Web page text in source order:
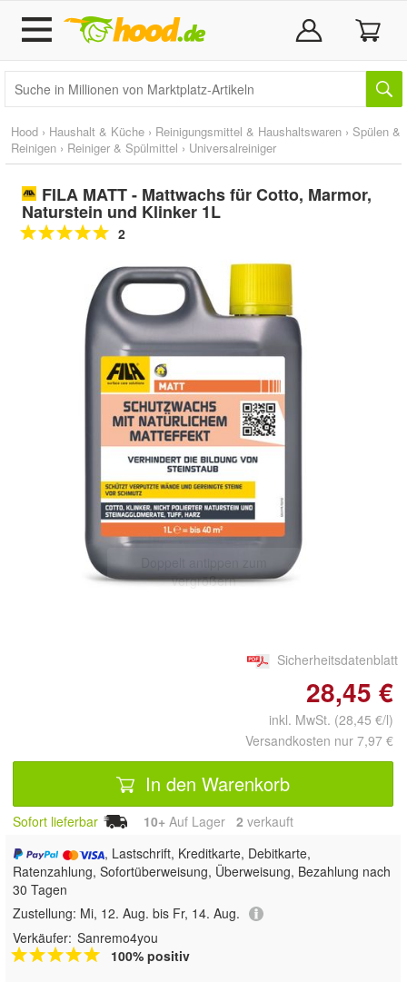
Hood › Haushalt & Küche › Reinigungsmittel & Haushaltswaren › Spülen &
Reinigen › Reiniger & Spülmittel › Universalreiniger
FILA MATT - Mattwachs für Cotto, Marmor,
Naturstein und Klinker 1L
2
Doppelt antippen zum
vergrößern
Sicherheitsdatenblatt
28,45 €
inkl. MwSt. (28,45 €/l)
Versandkosten nur 7,97 €
In den Warenkorb
Sofort lieferbar 10+ Auf Lager 2 verkauft
, Lastschrift, Kreditkarte, Debitkarte,
Ratenzahlung, Sofortüberweisung, Überweisung, Bezahlung nach
30 Tagen
Zustellung: Mi, 12. Aug. bis Fr, 14. Aug.
Verkäufer: Sanremo4you
100% positiv